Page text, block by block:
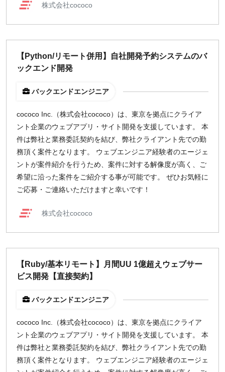
株式会社cococo
【Python/リモート併用】自社開発予約システムのバ
ックエンド開発
バックエンドエンジニア
cococo Inc.（株式会社cococo）は、東京を拠点にクライア
ント企業のウェブアプリ・サイト開発を支援しています。 本
件は弊社と業務委託契約を結び、弊社クライアント先での勤
務頂く案件となります。 ウェブエンジニア経験者のエージェ
ントが案件紹介を行うため、案件に対する解像度が高く、ご
希望に沿った案件をご紹介する事が可能です。 ぜひお気軽に
ご応募・ご連絡いただけますと幸いです！
株式会社cococo
【Ruby/基本リモート】月間UU 1億超えウェブサー
ビス開発【直接契約】
バックエンドエンジニア
cococo Inc.（株式会社cococo）は、東京を拠点にクライア
ント企業のウェブアプリ・サイト開発を支援しています。 本
件は弊社と業務委託契約を結び、弊社クライアント先での勤
務頂く案件となります。 ウェブエンジニア経験者のエージェ